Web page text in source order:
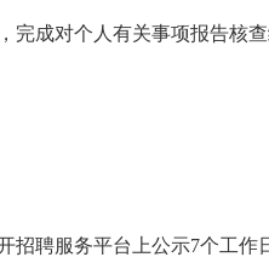
完成对个人有关事项报告核
招聘服务平台上公示7个工作